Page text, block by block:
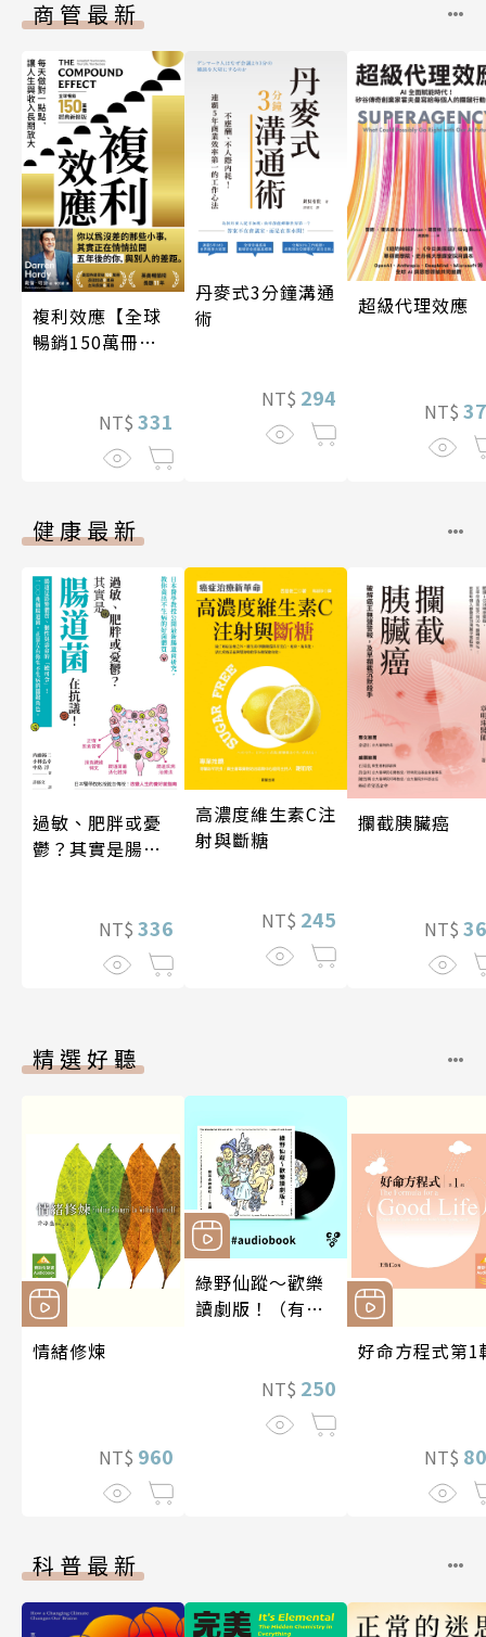
商管最新
複利效應【全球
暢銷150萬冊・
NT$ 331
丹麥式3分鐘溝通
術
NT$ 294
超級代理效應
NT$
健康最新
過敏、肥胖或憂
鬱？其實是腸道
NT$ 336
高濃度維生素C注
射與斷糖
NT$ 245
攔截胰臟癌
NT$
精選好聽
情緒修煉
NT$ 960
綠野仙蹤～歡樂
讀劇版！（有聲
NT$ 250
好命方程式第1
NT$
科普最新